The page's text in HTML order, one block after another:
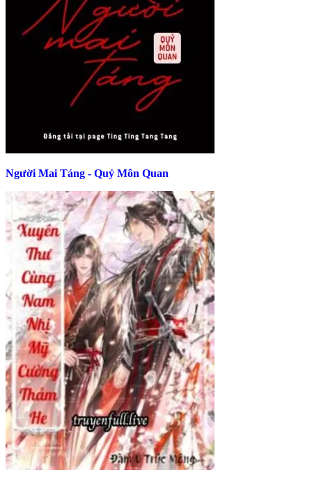
Người Mai Táng - Quỷ Môn Quan